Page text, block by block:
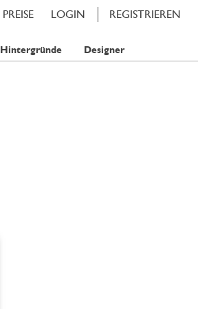
LOGIN REGISTRIEREN
PREISE
Hintergründe Designer